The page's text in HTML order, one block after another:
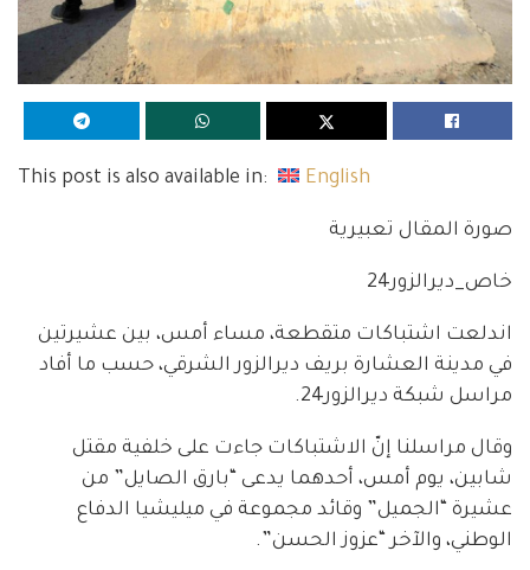
This post is also available in: English
صورة المقال تعبيرية
خاص_ديرالزور24
اندلعت اشتباكات متقطعة، مساء أمس، بين عشيرتين
في مدينة العشارة بريف ديرالزور الشرقي، حسب ما أفاد
مراسل شبكة ديرالزور24.
وقال مراسلنا إنّ الاشتباكات جاءت على خلفية مقتل
شابين، يوم أمس، أحدهما يدعى “بارق الصايل” من
عشيرة “الجميل” وقائد مجموعة في ميليشيا الدفاع
الوطني، والآخر “عزوز الحسن”.